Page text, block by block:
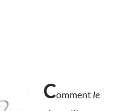
Comment le